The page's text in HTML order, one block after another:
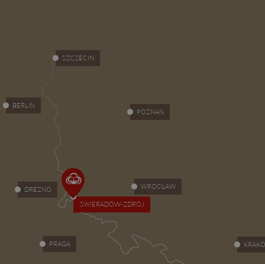
ŚWIERADÓW-ZDRÓJ
WROCŁAW
POZNAŃ
BERLIN
PRAGA
DREZNO
SZCZECIN